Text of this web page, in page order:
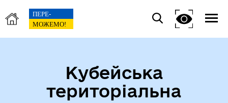
Кубейська
територіальна